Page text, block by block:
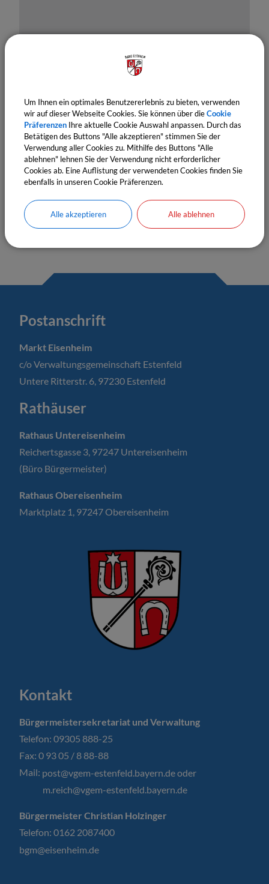
OpenStreetMap wird derzeit
nicht angezeigt
Bitte aktivieren Sie "OpenStreetMap" in Ihren
Cookie Einstellungen.
Cookies Anpassen
Postanschrift
Markt Eisenheim
c/o Verwaltungsgemeinschaft Estenfeld
Untere Ritterstr. 6, 97230 Estenfeld
Rathäuser
Rathaus Untereisenheim
Reichertsgasse 3, 97247 Untereisenheim
(Büro Bürgermeister)
Rathaus Obereisenheim
Marktplatz 1, 97247 Obereisenheim
Kontakt
Bürgermeistersekretariat und Verwaltung
Telefon: 09305 888-25
Fax: 0 93 05 / 8 88-88
Mail: post@vgem-estenfeld.bayern.de oder
m.reich@vgem-estenfeld.bayern.de
Bürgermeister Christian Holzinger
Telefon: 0162 2087400
bgm@eisenheim.de
Um Ihnen ein optimales Benutzererlebnis zu bieten, verwenden
wir auf dieser Webseite Cookies. Sie können über dieCookie
Präferenzen Ihre aktuelle Cookie Auswahl anpassen. Durch das
Betätigen des Buttons "Alle akzeptieren" stimmen Sie der
Verwendung aller Cookies zu. Mithilfe des Buttons "Alle
ablehnen" lehnen Sie der Verwendung nicht erforderlicher
Cookies ab. Eine Auflistung der verwendeten Cookies finden Sie
ebenfalls in unseren Cookie Präferenzen.
Alle akzeptieren Alle ablehnen